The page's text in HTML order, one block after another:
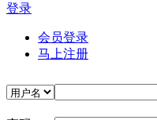
登录
会员登录
马上注册